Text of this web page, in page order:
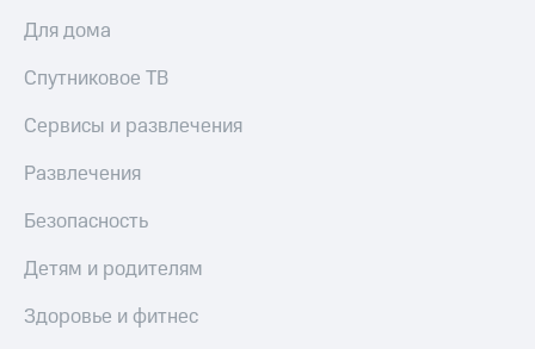
Для дома
Спутниковое ТВ
Сервисы и развлечения
Развлечения
Безопасность
Детям и родителям
Здоровье и фитнес